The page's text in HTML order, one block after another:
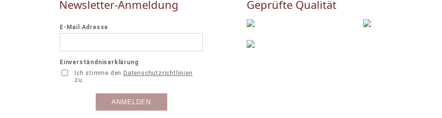
Newsletter-Anmeldung Geprüfte Qualität